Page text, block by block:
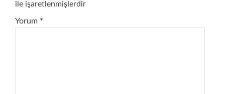
ile işaretlenmişlerdir
Yorum *